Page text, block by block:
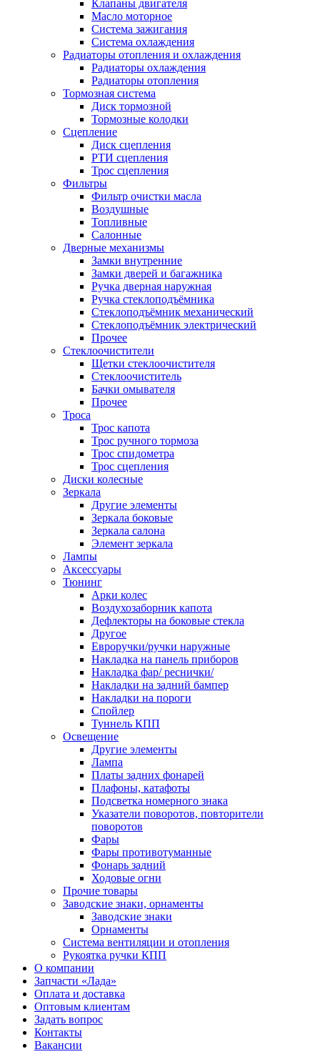
Клапаны двигателя
Масло моторное
Система зажигания
Система охлаждения
Радиаторы отопления и охлаждения
Радиаторы охлаждения
Радиаторы отопления
Тормозная система
Диск тормозной
Тормозные колодки
Сцепление
Диск сцепления
РТИ сцепления
Трос сцепления
Фильтры
Фильтр очистки масла
Воздушные
Топливные
Салонные
Дверные механизмы
Замки внутренние
Замки дверей и багажника
Ручка дверная наружная
Ручка стеклоподъёмника
Стеклоподъёмник механический
Стеклоподъёмник электрический
Прочее
Стеклоочистители
Щетки стеклоочистителя
Стеклоочиститель
Бачки омывателя
Прочее
Троса
Трос капота
Трос ручного тормоза
Трос спидометра
Трос сцепления
Диски колесные
Зеркала
Другие элементы
Зеркала боковые
Зеркала салона
Элемент зеркала
Лампы
Аксессуары
Тюнинг
Арки колес
Воздухозаборник капота
Дефлекторы на боковые стекла
Другое
Евроручки/ручки наружные
Накладка на панель приборов
Накладка фар/ реснички/
Накладки на задний бампер
Накладки на пороги
Спойлер
Туннель КПП
Освещение
Другие элементы
Лампа
Платы задних фонарей
Плафоны, катафоты
Подсветка номерного знака
Указатели поворотов, повторители
поворотов
Фары
Фары противотуманные
Фонарь задний
Ходовые огни
Прочие товары
Заводские знаки, орнаменты
Заводские знаки
Орнаменты
Система вентиляции и отопления
Рукоятка ручки КПП
О компании
Запчасти «Лада»
Оплата и доставка
Оптовым клиентам
Задать вопрос
Контакты
Вакансии